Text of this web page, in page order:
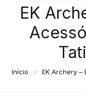
EK
Início
EK Archery –